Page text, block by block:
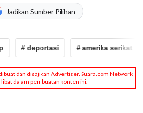
Jadikan Sumber Pilihan
# deportasi # amerika serikat